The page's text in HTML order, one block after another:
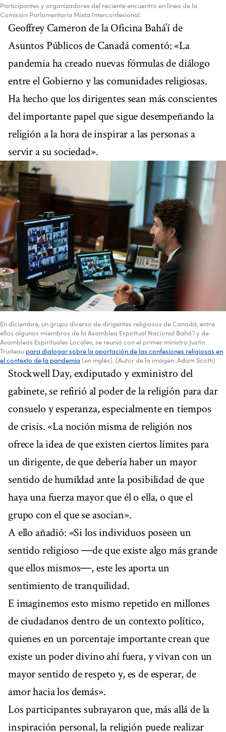
Participantes y organizadores del reciente encuentro en línea de la
Comisión Parlamentaria Mixta Interconfesional.
Geoffrey Cameron de la Oficina Bahá’í de
Asuntos Públicos de Canadá comentó: «La
pandemia ha creado nuevas fórmulas de diálogo
entre el Gobierno y las comunidades religiosas.
Ha hecho que los dirigentes sean más conscientes
del importante papel que sigue desempeñando la
religión a la hora de inspirar a las personas a
servir a su sociedad».
En diciembre, un grupo diverso de dirigentes religiosos de Canadá, entre
ellos algunos miembros de la Asamblea Espiritual Nacional Bahá’í y de
Asambleas Espirituales Locales, se reunió con el primer ministro Justin
Trudeau para dialogar sobre la aportación de las confesiones religiosas en
el contexto de la pandemia (en inglés). (Autor de la imagen: Adam Scotti)
Stockwell Day, exdiputado y exministro del
gabinete, se refirió al poder de la religión para dar
consuelo y esperanza, especialmente en tiempos
de crisis. «La noción misma de religión nos
ofrece la idea de que existen ciertos límites para
un dirigente, de que debería haber un mayor
sentido de humildad ante la posibilidad de que
haya una fuerza mayor que él o ella, o que el
grupo con el que se asocian».
A ello añadió: «Si los individuos poseen un
sentido religioso ―de que existe algo más grande
que ellos mismos―, este les aporta un
sentimiento de tranquilidad.
E imaginemos esto mismo repetido en millones
de ciudadanos dentro de un contexto político,
quienes en un porcentaje importante crean que
existe un poder divino ahí fuera, y vivan con un
mayor sentido de respeto y, es de esperar, de
amor hacia los demás».
Los participantes subrayaron que, más allá de la
inspiración personal, la religión puede realizar